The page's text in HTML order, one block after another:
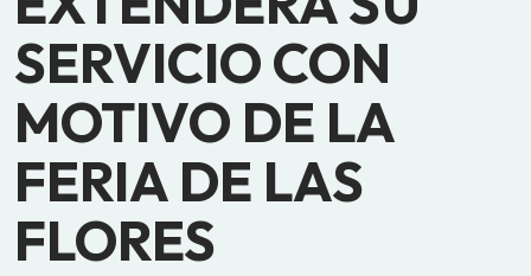
SERVICIO CON
MOTIVO DE LA
FERIA DE LAS
FLORES